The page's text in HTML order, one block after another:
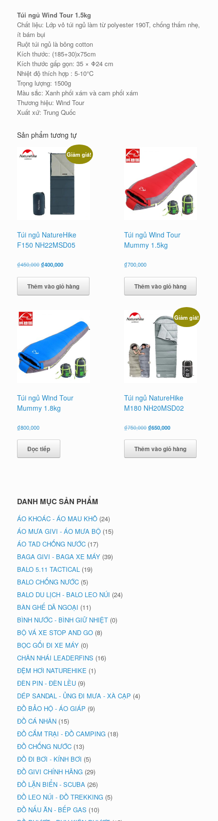
Túi ngủ Wind Tour 1.5kg
Chất liệu: Lớp vỏ túi ngủ làm từ polyester 190T, chống thấm nhẹ,
ít bám bụi
Ruột túi ngủ là bông cotton
Kích thước: (185+30)x75cm
Kích thước gấp gọn: 35 × Φ24 cm
Nhiệt độ thích hợp : 5-10°C
Trọng lượng: 1500g
Màu sắc: Xanh phối xám và cam phối xám
Thương hiệu: Wind Tour
Xuất xứ: Trung Quốc
Sản phẩm tương tự
Giảm giá!
Túi ngủ NatureHike
F150 NH22MSD05
₫450,000Giá
là:
₫450,000.
₫400,000Giá
tại
là:
₫400,000.
Thêm vào giỏ hàng
Túi ngủ Wind Tour
Mummy 1.5kg
₫700,000
Thêm vào giỏ hàng
Túi ngủ Wind Tour
Mummy 1.8kg
₫800,000
Đọc tiếp
Giảm giá!
Túi ngủ NatureHike
M180 NH20MSD02
₫750,000Giá
là:
₫750,000.
₫650,000Giá
tại
là:
₫650,000.
Thêm vào giỏ hàng
DANH MỤC SẢN PHẨM
ÁO KHOÁC - ÁO MAU KHÔ (24)
ÁO MƯA GIVI - ÁO MƯA BỘ (15)
ÁO TAD CHỐNG NƯỚC (17)
BAGA GIVI - BAGA XE MÁY (39)
BALO 5.11 TACTICAL (19)
BALO CHỐNG NƯỚC (5)
BALO DU LỊCH - BALO LEO NÚI (24)
BÀN GHẾ DÃ NGOẠI (11)
BÌNH NƯỚC - BÌNH GIỮ NHIỆT (0)
BỘ VÁ XE STOP AND GO (8)
BỌC GỐI ĐI XE MÁY (0)
CHÂN NHÁI LEADERFINS (16)
ĐỆM HƠI NATUREHIKE (1)
ĐÈN PIN - ĐÈN LỀU (9)
DÉP SANDAL - ỦNG ĐI MƯA - XÀ CẠP (4)
ĐỒ BẢO HỘ - ÁO GIÁP (9)
ĐỒ CÁ NHÂN (15)
ĐỒ CẮM TRẠI - ĐỒ CAMPING (18)
ĐỒ CHỐNG NƯỚC (13)
ĐỒ ĐI BƠI - KÍNH BƠI (5)
ĐỒ GIVI CHÍNH HÃNG (29)
ĐỒ LẶN BIỂN - SCUBA (26)
ĐỒ LEO NÚI - ĐỒ TREKKING (5)
ĐỒ NẤU ĂN - BẾP GAS (10)